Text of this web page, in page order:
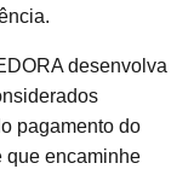
desenvolva
pagamento do
que encaminhe